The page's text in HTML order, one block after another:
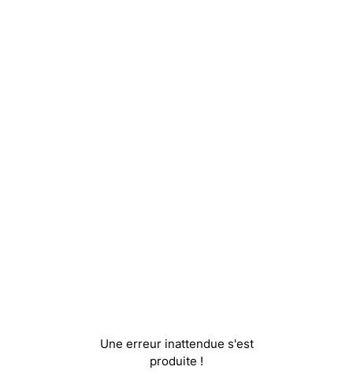
Une erreur inattendue s'est
produite !